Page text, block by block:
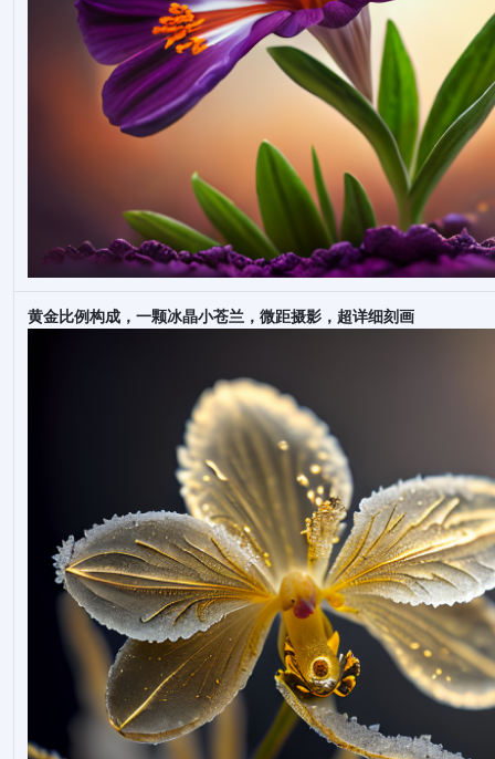
黄金比例构成，一颗冰晶小苍兰，微距摄影，超详细刻画